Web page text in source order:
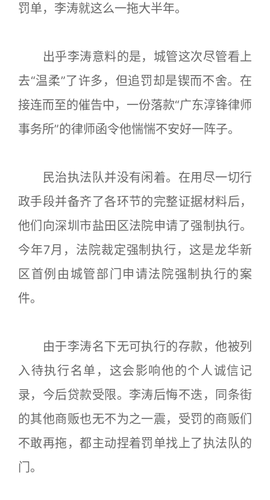
罚单，李涛就这么一拖大半年。
出乎李涛意料的是，城管这次尽管看上
去“温柔”了许多，但追罚却是锲而不舍。在
接连而至的催告中，一份落款“广东淳锋律师
事务所”的律师函令他惴惴不安好一阵子。
民治执法队并没有闲着。在用尽一切行
政手段并备齐了各环节的完整证据材料后，
他们向深圳市盐田区法院申请了强制执行。
今年7月，法院裁定强制执行，这是龙华新
区首例由城管部门申请法院强制执行的案
件。
由于李涛名下无可执行的存款，他被列
入待执行名单，这会影响他的个人诚信记
录，今后贷款受限。李涛后悔不迭，同条街
的其他商贩也无不为之一震，受罚的商贩们
不敢再拖，都主动捏着罚单找上了执法队的
门。